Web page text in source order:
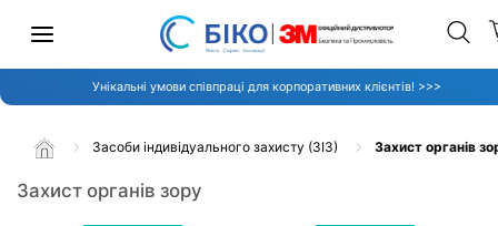
Унікальні умови співпраці для корпоративних клієнтів! >>>
Засоби індивідуального захисту (ЗІЗ) Захист органів
Захист органів зору